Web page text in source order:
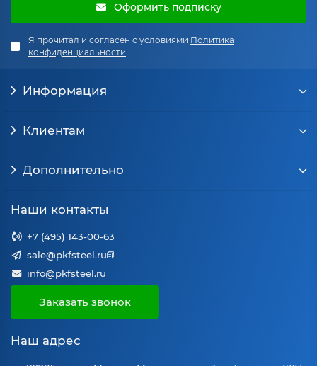
Оформить подписку
Я прочитал и согласен с условиями Политика
конфиденциальности
Информация
Клиентам
Дополнительно
Наши контакты
+7 (495) 143-00-63
sale@pkfsteel.ru
info@pkfsteel.ru
Заказать звонок
Наш адрес